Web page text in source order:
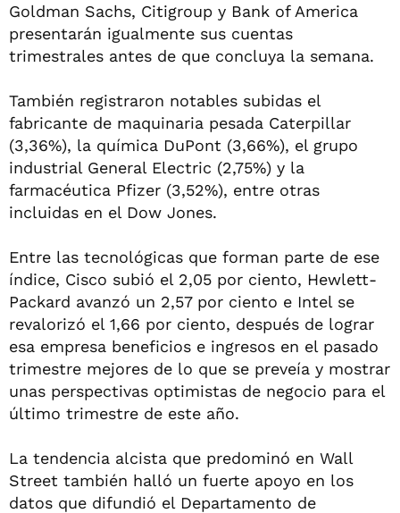
Goldman Sachs, Citigroup y Bank of America
presentarán igualmente sus cuentas
trimestrales antes de que concluya la semana.
También registraron notables subidas el
fabricante de maquinaria pesada Caterpillar
(3,36%), la química DuPont (3,66%), el grupo
industrial General Electric (2,75%) y la
farmacéutica Pfizer (3,52%), entre otras
incluidas en el Dow Jones.
Entre las tecnológicas que forman parte de ese
índice, Cisco subió el 2,05 por ciento, Hewlett-
Packard avanzó un 2,57 por ciento e Intel se
revalorizó el 1,66 por ciento, después de lograr
esa empresa beneficios e ingresos en el pasado
trimestre mejores de lo que se preveía y mostrar
unas perspectivas optimistas de negocio para el
último trimestre de este año.
La tendencia alcista que predominó en Wall
Street también halló un fuerte apoyo en los
datos que difundió el Departamento de